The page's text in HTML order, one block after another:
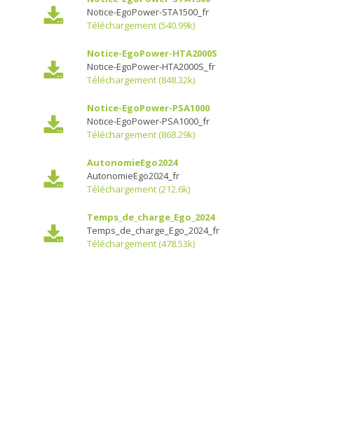
Notice-EgoPower-STA1500_fr
Téléchargement (540.99k)
Notice-EgoPower-HTA2000S
Notice-EgoPower-HTA2000S_fr
Téléchargement (848.32k)
Notice-EgoPower-PSA1000
Notice-EgoPower-PSA1000_fr
Téléchargement (868.29k)
AutonomieEgo2024
AutonomieEgo2024_fr
Téléchargement (212.6k)
Temps_de_charge_Ego_2024
Temps_de_charge_Ego_2024_fr
Téléchargement (478.53k)